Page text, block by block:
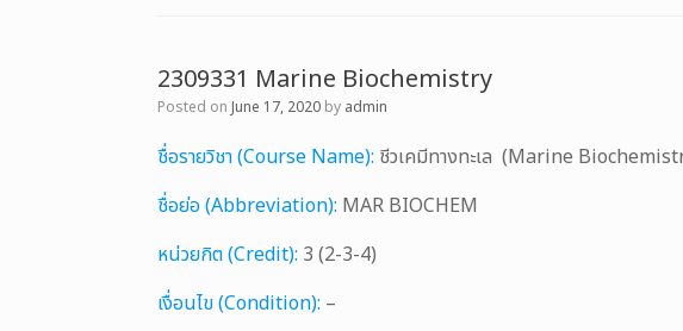
2309331 Marine Biochemistry
Posted on June 17, 2020 by admin
ชื่อรายวิชา (Course Name): ชีวเคมีทางทะเล (Marine
ชื่อย่อ (Abbreviation): MAR BIOCHEM
หน่วยกิต (Credit): 3 (2-3-4)
เงื่อนไข (Condition): –